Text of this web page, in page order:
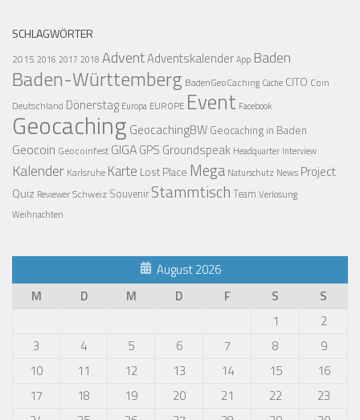
SCHLAGWÖRTER
2015 2016 2017 2018 AdventAdventskalenderApp Baden
Baden-Württemberg BadenGeoCaching Cache CITO Coin
Deutschland Dönerstag Europa EUROPE Event Facebook
Geocaching GeocachingBW Geocaching in Baden
Geocoin Geocoinfest GIGAGPS Groundspeak Headquarter Interview
Kalender Karlsruhe Karte Lost Place Mega Naturschutz News Project
Quiz ReviewerSchweiz Souvenir Stammtisch Team Verlosung
Weihnachten
August 2026
M
D M D F S
S
1
2
3
4 5 6 7 8
9
10
11 12 13 14 15
16
17
18 19 20 21 22
23